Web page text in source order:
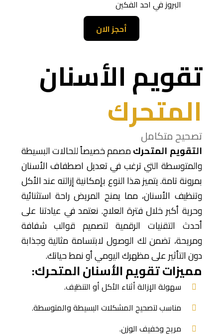
البروز في احد الفكين
أحجز الان
تقويم الأسنان
المتحرك
تصحيح متكامل
التقويم المتحركمصمم خصيصاً للحالات البسيطة
والمتوسطة التي ترغب في تعديل اصطفاف الأسنان
بمرونة تامة. يتميز هذا النوع بإمكانية إزالته عند الأكل
وتنظيف الأسنان، مما يمنح المريض راحة استثنائية
وحرية أكبر خلال فترة العلاج. نعتمد في عيادتنا على
أحدث التقنيات الرقمية لتصميم قوالب شفافة
ومريحة، تضمن لك الوصول لابتسامة مثالية وجذابة
دون التأثير على مظهرك اليومي أو نمط حياتك.
مميزات تقويم الأسنان المتحرك:
سهولة الإزالة أثناء الأكل أو التنظيف.
مناسب لتصحيح المشكلات البسيطة والمتوسطة.
مريح وخفيف الوزن.